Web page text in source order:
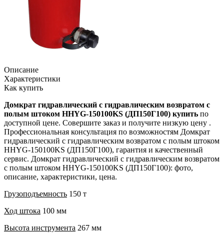
Описание
Характеристики
Как купить
Домкрат гидравлический с гидравлическим возвратом с
полым штоком HHYG-150100KS (ДП150Г100) купить по
доступной цене. Совершите заказ и получите низкую цену .
Профессиональная консультация по возможностям Домкрат
гидравлический с гидравлическим возвратом с полым штоком
HHYG-150100KS (ДП150Г100), гарантия и качественный
сервис. Домкрат гидравлический с гидравлическим возвратом
с полым штоком HHYG-150100KS (ДП150Г100): фото,
описание, характеристики, цена.
Грузоподъемность 150 т
Ход штока 100 мм
Высота инструмента 267 мм